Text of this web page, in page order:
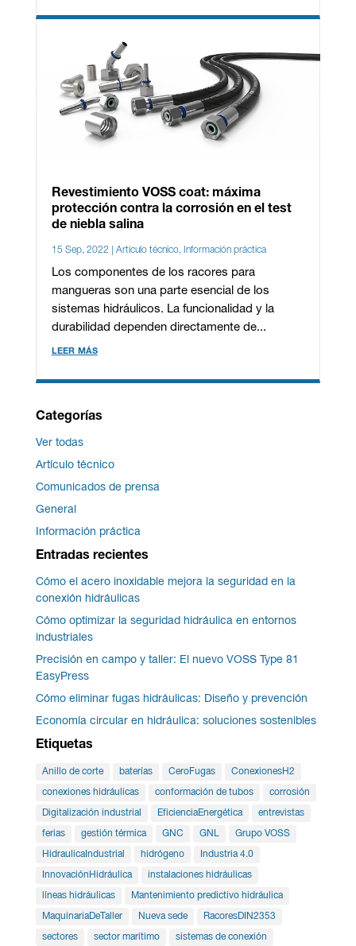
Revestimiento VOSS coat: máxima
protección contra la corrosión en el test
de niebla salina
15 Sep, 2022 Artículo técnico, Información práctica
Los componentes de los racores para
mangueras son una parte esencial de los
sistemas hidráulicos. La funcionalidad y la
durabilidad dependen directamente de...
leer más
Categorías
Ver todas
Artículo técnico
Comunicados de prensa
General
Información práctica
Entradas recientes
Cómo el acero inoxidable mejora la seguridad en la
conexión hidráulicas
Cómo optimizar la seguridad hidráulica en entornos
industriales
Precisión en campo y taller: El nuevo VOSS Type 81
EasyPress
Cómo eliminar fugas hidráulicas: Diseño y prevención
Economía circular en hidráulica: soluciones sostenibles
Etiquetas
Anillo de corte baterías CeroFugas ConexionesH2
conexiones hidráulicas conformación de tubos corrosión
Digitalización industrial EficienciaEnergética entrevistas
ferias gestión térmica GNC GNL Grupo VOSS
HidraulicaIndustrial hidrógeno Industria 4.0
InnovaciónHidráulica instalaciones hidráulicas
líneas hidráulicas Mantenimiento predictivo hidráulica
MaquinariaDeTaller Nueva sede RacoresDIN2353
sectores sector marítimo sistemas de conexión